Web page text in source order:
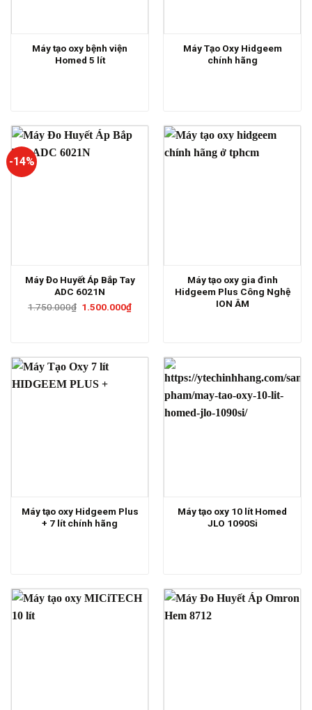
Máy tạo oxy bệnh viện
Homed 5 lít
Máy Tạo Oxy Hidgeem
chính hãng
-14%
Máy Đo Huyết Áp Bắp Tay
ADC 6021N
1.750.000₫ Giá
1.500.000₫Giá
Máy tạo oxy gia đình
Hidgeem Plus Công Nghệ
ION ÂM
Máy tạo oxy Hidgeem Plus
+ 7 lít chính hãng
Máy tạo oxy 10 lít Homed
JLO 1090Si